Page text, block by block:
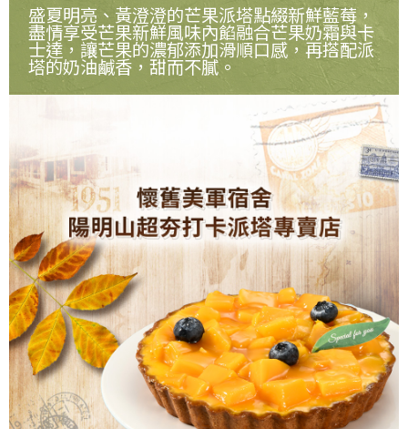
盛夏明亮、黃澄澄的芒果派塔點綴新鮮藍莓，
盡情享受芒果新鮮風味內餡融合芒果奶霜與卡
士達，讓芒果的濃郁添加滑順口感，再搭配派
塔的奶油鹹香，甜而不膩。